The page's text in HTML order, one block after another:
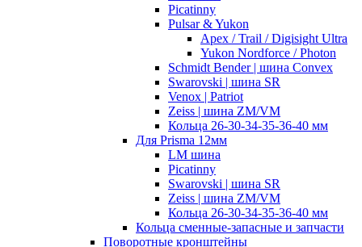
Picatinny
Pulsar & Yukon
Apex / Trail / Digisight Ultra
Yukon Nordforce / Photon
Schmidt Bender | шина Convex
Swarovski | шина SR
Venox | Patriot
Zeiss | шина ZM/VM
Кольца 26-30-34-35-36-40 мм
Для Prisma 12мм
LM шина
Picatinny
Swarovski | шина SR
Zeiss | шина ZM/VM
Кольца 26-30-34-35-36-40 мм
Кольца сменные-запасные и запчасти
Поворотные кронштейны